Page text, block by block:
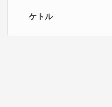
真空アクセサリ
ケトル